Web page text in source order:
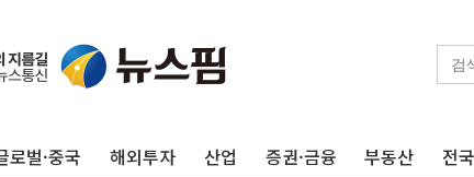
로벌·중국 해외투자 산업 증권·금융 부동산 전국
"최대 2시간 앞서 침수 예측"…건설연,